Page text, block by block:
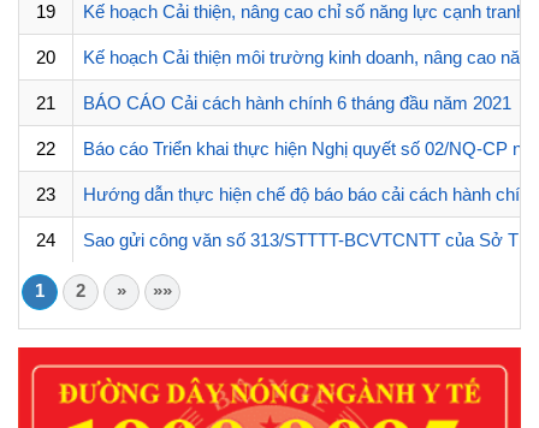
19 Kế hoạch Cải thiện, nâng cao chỉ số năng lực cạnh tranh
20 Kế hoạch Cải thiện môi trường kinh doanh, nâng cao
21 BÁO CÁO Cải cách hành chính 6 tháng đầu năm 2021
22 Báo cáo Triển khai thực hiện Nghị quyết số 02/NQ-CP
23 Hướng dẫn thực hiện chế độ báo báo cải cách hành
24 Sao gửi công văn số 313/STTTT-BCVTCNTT của Sở
1 2 » »»